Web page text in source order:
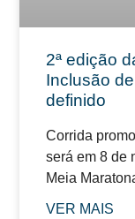
2ª edição
Inclusão
definido
Corrida
será em 8 de
Meia
VER MAIS